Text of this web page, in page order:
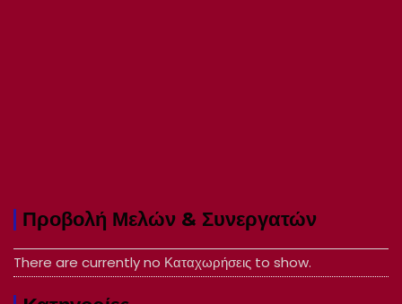
Προβολή Μελών & Συνεργατών
There are currently no Καταχωρήσεις to show.